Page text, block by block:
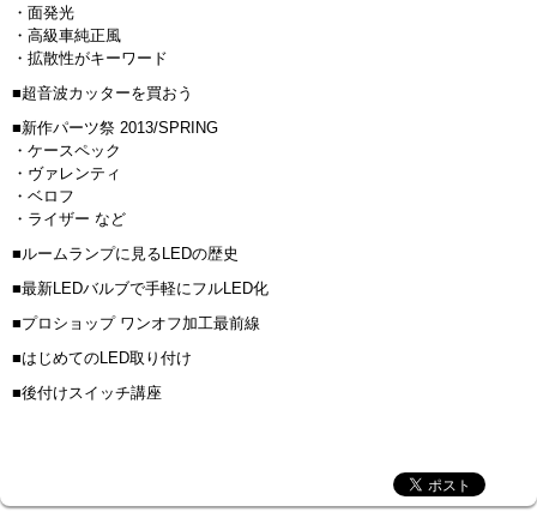
・面発光
・高級車純正風
・拡散性がキーワード
■超音波カッターを買おう
■新作パーツ祭 2013/SPRING
・ケースペック
・ヴァレンティ
・ベロフ
・ライザー など
■ルームランプに見るLEDの歴史
■最新LEDバルブで手軽にフルLED化
■プロショップ ワンオフ加工最前線
■はじめてのLED取り付け
■後付けスイッチ講座